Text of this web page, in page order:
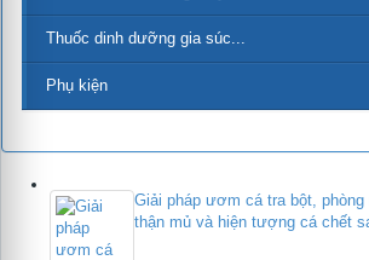
Thuốc dinh dưỡng gia súc...
Phụ kiện
Giải pháp ươm cá tra bột, phòng
thận mủ và hiện tượng cá chết